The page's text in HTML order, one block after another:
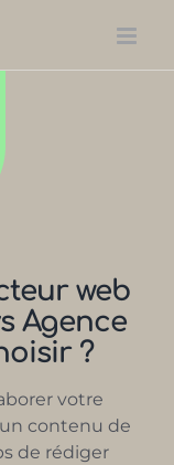
web
Agence
?
votre
contenu de
de rédiger